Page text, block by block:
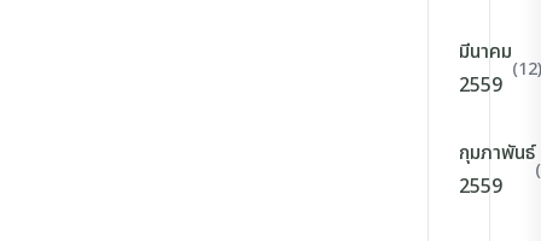
มีนาคม
2559
(12)
กุมภาพันธ์
2559